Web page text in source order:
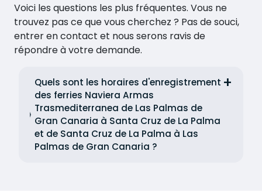
Voici les questions les plus fréquentes. Vous ne
trouvez pas ce que vous cherchez ? Pas de souci,
entrer en contact et nous serons ravis de
répondre à votre demande.
Quels sont les horaires d'enregistrement
des ferries Naviera Armas
Trasmediterranea de Las Palmas de
Gran Canaria à Santa Cruz de La Palma
et de Santa Cruz de La Palma à Las
Palmas de Gran Canaria ?